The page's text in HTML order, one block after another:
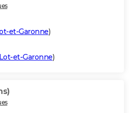
et-Garonne)
et-Garonne)